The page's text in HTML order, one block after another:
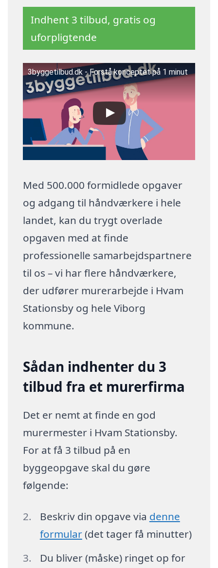
Indhent 3 tilbud, gratis og
uforpligtende
3byggetilbud.dk - Forstå konceptet på 1 minut
Med 500.000 formidlede opgaver
og adgang til håndværkere i hele
landet, kan du trygt overlade
opgaven med at finde
professionelle samarbejdspartnere
til os – vi har flere håndværkere,
der udfører murerarbejde i Hvam
Stationsby og hele Viborg
kommune.
Sådan indhenter du 3
tilbud fra et murerfirma
Det er nemt at finde en god
murermester i Hvam Stationsby.
For at få 3 tilbud på en
byggeopgave skal du gøre
følgende:
Beskriv din opgave via denne
formular(det tager få minutter)
Du bliver (måske) ringet op for